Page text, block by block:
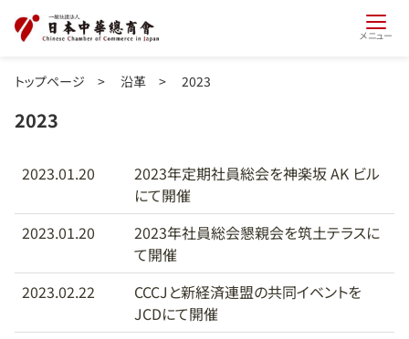
メニュー
トップページ > 沿革 > 2023
2023
2023.01.20
2023年定期社員総会を神楽坂 AK ビル
にて開催
2023.01.20
2023年社員総会懇親会を筑土テラスに
て開催
2023.02.22
CCCJと新経済連盟の共同イベントを
JCDにて開催